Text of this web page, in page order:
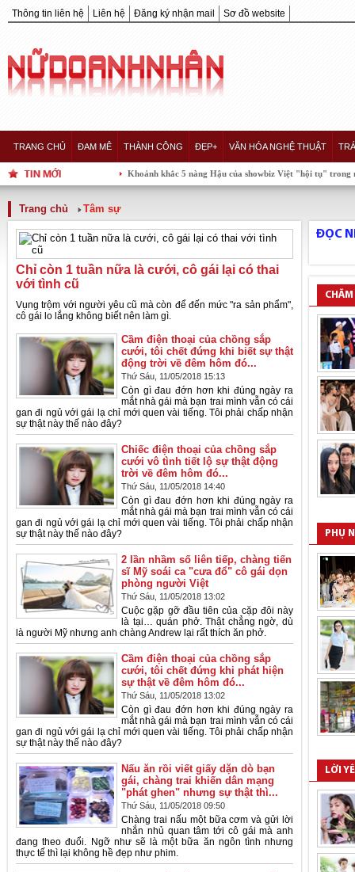
Thông tin liên hệ Liên hệ Đăng ký nhận mail Sơ đồ website
TRANG CHỦ ĐAM MÊ THÀNH CÔNG ĐẸP+ VĂN HÓA NGHỆ THUẬT
Khoảnh khắc 5 nàng Hậu của showbiz Việt "hội tụ" trong một
Trang chủ Tâm sự
Chỉ còn 1 tuần nữa là cưới, cô gái lại có thai
với tình cũ
Vụng trộm với người yêu cũ mà còn để đến mức "ra sản phẩm",
cô gái lo lắng không biết nên làm gì.
Cầm điện thoại của chồng sắp
cưới, tôi chết đứng khi biết sự thật
động trời về đêm hôm đó...
Thứ Sáu, 11/05/2018 15:13
Còn gì đau đớn hơn khi đúng ngày ra
mắt nhà gái mà bạn trai mình vẫn có cái
gan đi ngủ với gái lạ chỉ mới quen vài tiếng. Tôi phải chấp nhận
sự thật này thế nào đây?
Chiếc điện thoại của chồng sắp
cưới vô tình tiết lộ sự thật động
trời về đêm hôm đó...
Thứ Sáu, 11/05/2018 14:40
Còn gì đau đớn hơn khi đúng ngày ra
mắt nhà gái mà bạn trai mình vẫn có cái
gan đi ngủ với gái lạ chỉ mới quen vài tiếng. Tôi phải chấp nhận
sự thật này thế nào đây?
2 lần nhầm số liên tiếp, chàng tiến
sĩ Mỹ soái ca "cưa đổ" cô gái dọn
phòng người Việt
Thứ Sáu, 11/05/2018 13:02
Cuộc gặp gỡ đầu tiên của cặp đôi này
là tại… quán phở. Thật chẳng ngờ, dù
là người Mỹ nhưng anh chàng Andrew lại rất thích ăn phở.
Cầm điện thoại của chồng sắp
cưới, tôi chết đứng khi phát hiện
sự thật về đêm hôm đó...
Thứ Sáu, 11/05/2018 13:02
Còn gì đau đớn hơn khi đúng ngày ra
mắt nhà gái mà bạn trai mình vẫn có cái
gan đi ngủ với gái lạ chỉ mới quen vài tiếng. Tôi phải chấp nhận
sự thật này thế nào đây?
Nấu ăn rồi viết giấy dặn dò bạn
gái, chàng trai khiến dân mạng
"phát ghen" nhưng sự thật thì...
Thứ Sáu, 11/05/2018 09:50
Chàng trai nấu một bữa cơm và gửi lời
nhắn nhủ quan tâm tới cô gái mà anh
đang theo đuổi. Ngỡ như sẽ là một bữa ăn ngôn tình nhưng
thực tế thì lại không hề đẹp như phim.
ĐỌC
PHỤ
LỜI